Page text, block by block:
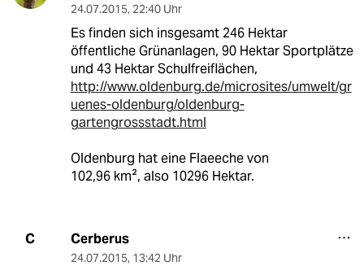
24.07.2015, 22:40 Uhr
Es finden sich insgesamt 246 Hektar
öffentliche Grünanlagen, 90 Hektar Sportplätze
und 43 Hektar Schulfreiflächen,
http://www.oldenburg.de/microsites/umwelt/gr
uenes-oldenburg/oldenburg-
gartengrossstadt.html
Oldenburg hat eine Flaeeche von
102,96 km², also 10296 Hektar.
C Cerberus
24.07.2015, 13:42 Uhr